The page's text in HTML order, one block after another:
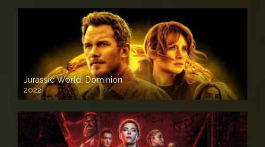
Jurassic World: Dominion
2022